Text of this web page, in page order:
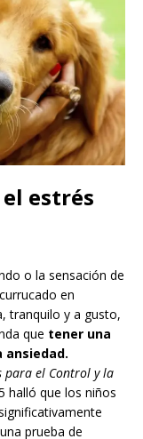
estrés
o la sensación de
en
tranquilo y a gusto,
que tener una
ansiedad.
para el Control y la
halló que los niños
prueba de